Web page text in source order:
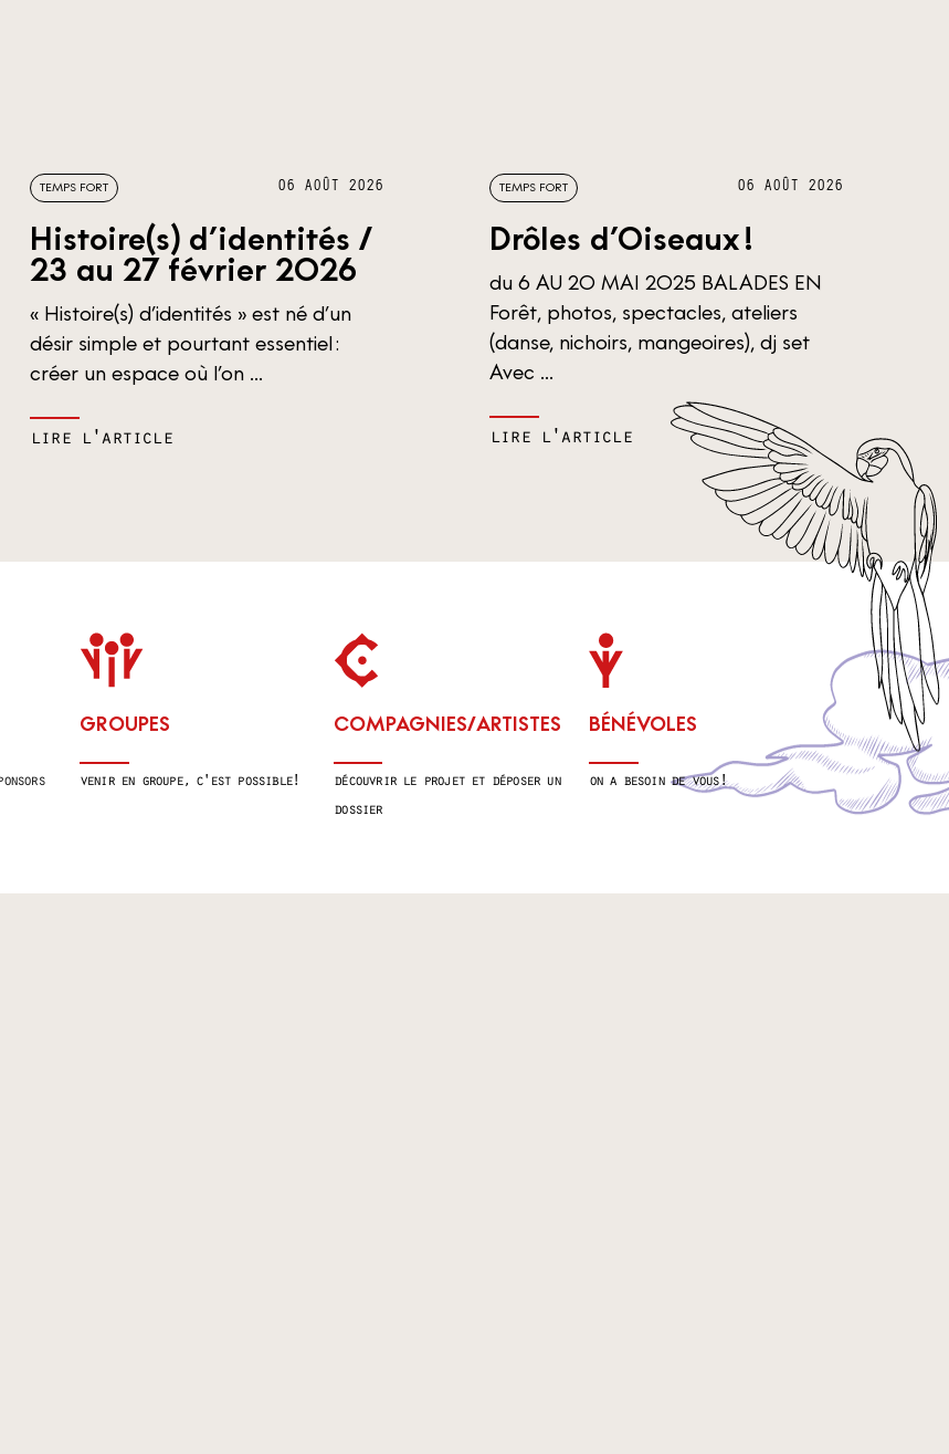
TEMPS FORT 06 AOÛT 2026
Histoire(s) d’identités /
23 au 27 février 2026
« Histoire(s) d’identités » est né d’un
désir simple et pourtant essentiel :
créer un espace où l’on ...
lire l'article
TEMPS FORT 06 AOÛT 2026
Drôles d’Oiseaux !
du 6 AU 20 MAI 2025 BALADES EN
Forêt, photos, spectacles, ateliers
(danse, nichoirs, mangeoires), dj set
Avec ...
lire l'article
GROUPES
venir en groupe, c'est possible !
COMPAGNIES/ARTISTES
découvrir le projet et déposer un
dossier
BÉNÉVOLES
on a besoin de vous !